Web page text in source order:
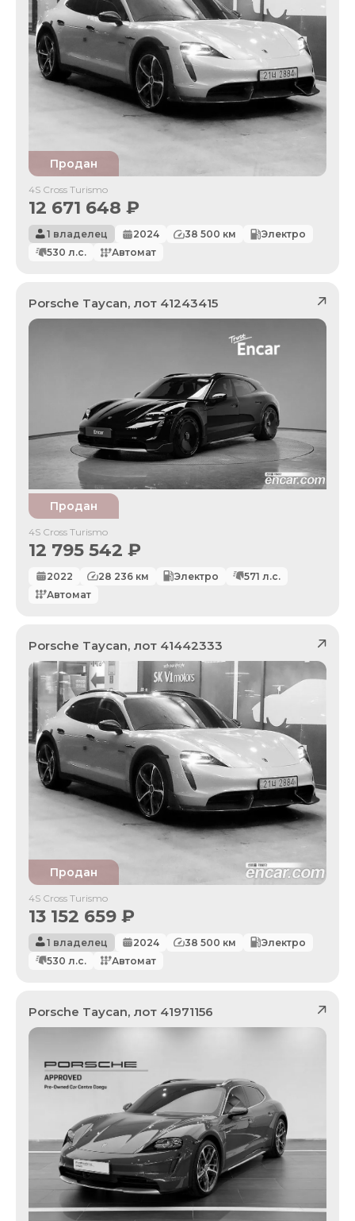
Продан
4S Cross Turismo
12 671 648 ₽
1 владелец 2024 38 500 км
Электро
530 л.с. Автомат
Porsche Taycan, лот 41243415
Продан
4S Cross Turismo
12 795 542 ₽
2022 28 236 км Электро 571 л.с.
Автомат
Porsche Taycan, лот 41442333
Продан
4S Cross Turismo
13 152 659 ₽
1 владелец 2024 38 500 км
Электро
530 л.с. Автомат
Porsche Taycan, лот 41971156